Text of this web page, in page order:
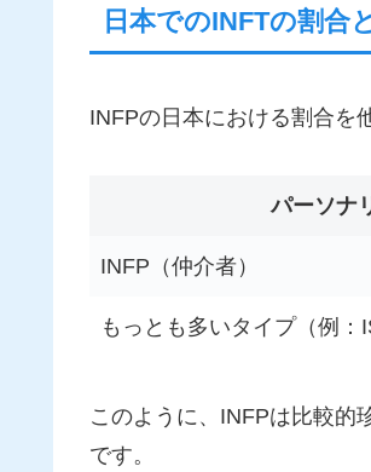
日本でのINFTの割合
INFPの日本における割合を
パーソナ
INFP（仲介者）
もっとも多いタイプ（例：
このように、INFPは比較的
です。